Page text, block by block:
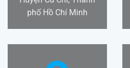
phố Hồ Chí Minh